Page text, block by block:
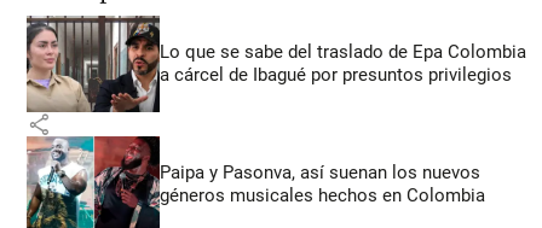
Lo que se sabe del traslado de Epa Colombia
a cárcel de Ibagué por presuntos privilegios
share
Paipa y Pasonva, así suenan los nuevos
géneros musicales hechos en Colombia